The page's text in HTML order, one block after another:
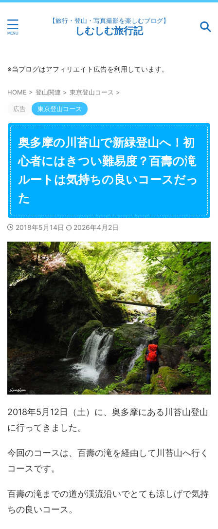
【旅行・登山・写真撮影を楽しむブログ】
しむしむ旅行記
※当ブログはアフィリエイト広告を利用しています。
HOME > 登山関連 > 東京登山コース >
広告 東京登山コース
奥多摩の川苔山で新緑登山へ！初
心者にはきつい難易度？百壽の滝
ルートは気持ちの良いコースだっ
た
2018年5月14日 2026年4月2日
2018年5月12日（土）に、奥多摩にある川苔山登山
に行ってきました。
今回のコースは、百壽の滝を経由して川苔山へ行く
コースです。
百壽の滝までの道が渓流沿いでとても涼しげで気持
ちの良いコース。